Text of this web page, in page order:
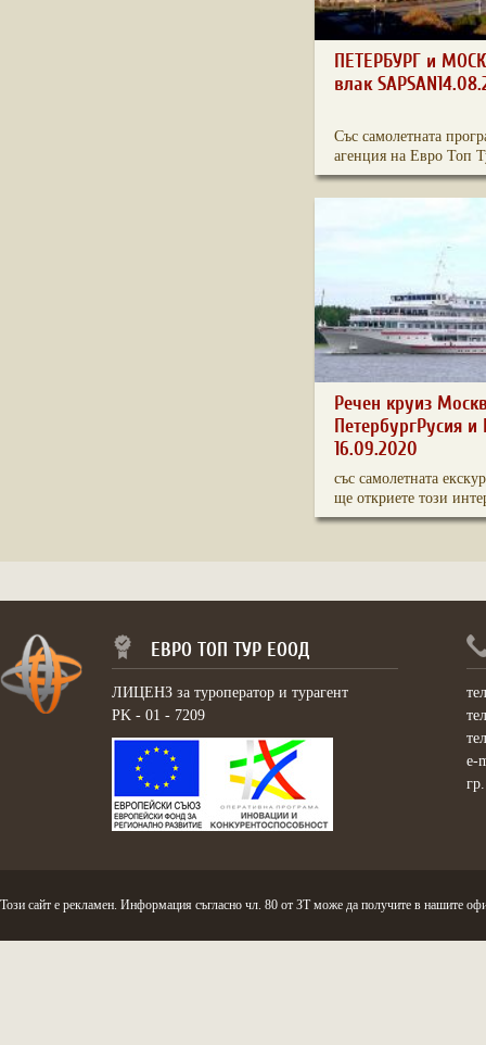
ПЕТЕРБУРГ и
влак
Със самолетната
агенция на Евро Топ
Речен круиз
ПетербургРусия
16.09.2020
със самолетната
ще откриете този
ЕВРО ТОП ТУР ЕООД
ЛИЦЕНЗ за туроператор и турагент
PK - 01 - 7209
e-
Този сайт е рекламен. Информация съгласно чл. 80 от ЗТ може да получите в нашите